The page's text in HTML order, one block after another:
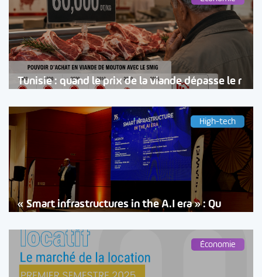
Tunisie : quand le prix de la viande dépasse le r
High-tech
« Smart infrastructures in the A.I era » : Qu
Économie